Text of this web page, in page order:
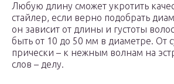
Любую длину сможет укротить
стайлер, если верно подобрать
он зависит от длины и густоты
быть от 10 до 50 мм в диаметре. От
прически – к нежным волнам на
слов – делу.